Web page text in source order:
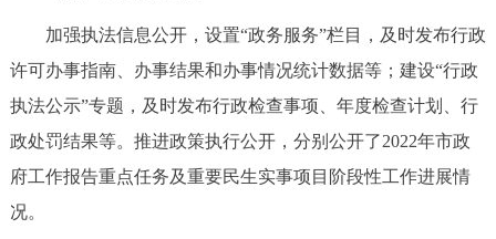
ESPAÑOL العربية PORTUGUÊS
ITALIANO
回到顶部
加强执法信息公开，设置“政务服务”栏目，及时发布行政
许可办事指南、办事结果和办事情况统计数据等；建设“行政
执法公示”专题，及时发布行政检查事项、年度检查计划、行
政处罚结果等。推进政策执行公开，分别公开了2022年市政
府工作报告重点任务及重要民生实事项目阶段性工作进展情
况。